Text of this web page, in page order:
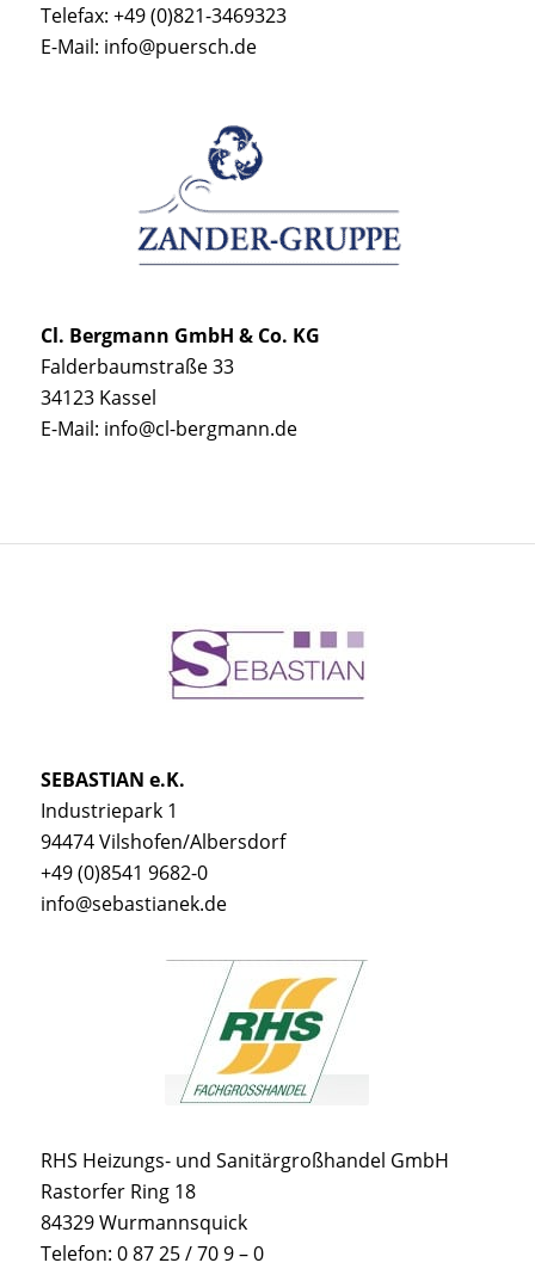
Telefax: +49 (0)821-3469323
E-Mail: info@puersch.de
Cl. Bergmann GmbH & Co. KG
Falderbaumstraße 33
34123 Kassel
E-Mail: info@cl-bergmann.de
SEBASTIAN e.K.
Industriepark 1
94474 Vilshofen/Albersdorf
+49 (0)8541 9682-0
info@sebastianek.de
RHS Heizungs‐ und Sanitärgroßhandel GmbH
Rastorfer Ring 18
84329 Wurmannsquick
Telefon: 0 87 25 / 70 9 – 0